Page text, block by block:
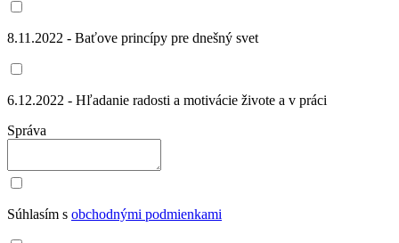
8.11.2022 - Baťove princípy pre dnešný svet
6.12.2022 - Hľadanie radosti a motivácie živote a v práci
Správa
Súhlasím s obchodnými podmienkami